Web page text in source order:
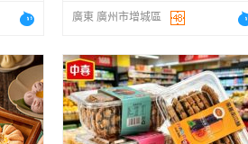
廣東 廣州市增城區